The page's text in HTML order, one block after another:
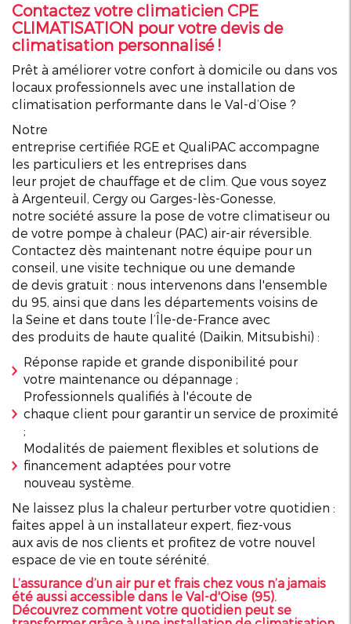
Contactez votre climaticien CPE
CLIMATISATION pour votre devis de
climatisation personnalisé !
Prêt à améliorer votre confort à domicile ou dans vos
locaux professionnels avec une installation de
climatisation performante dans le Val-d’Oise ?
Notre
entreprise certifiée RGE et QualiPAC accompagne
les particuliers et les entreprises dans
leur projet de chauffage et de clim . Que vous soyez
à Argenteuil, Cergy ou Garges-lès-Gonesse,
notre société assure la pose de votre climatiseur ou
de votre pompe à chaleur (PAC) air-air réversible
Contactez dès maintenant notre équipe pour un
conseil, une visite technique ou une demande
de devis gratuit : nous intervenons dans l'ensemble
du 95, ainsi que dans les départements voisins de
la Seine et dans toute l’Île-de-France avec
des produits de haute qualité (Daikin, Mitsubishi) :
Réponse rapide et grande disponibilité pour
votre maintenance ou dépannage ;
Professionnels qualifiés à l'écoute de
chaque client pour garantir un service de proximité
;
Modalités de paiement flexibles et solutions de
financement adaptées pour votre
nouveau système
Ne laissez plus la chaleur perturber votre quotidien :
faites appel à un installateur expert, fiez-vous
aux avis de nos clients et profitez de votre nouvel
espace de vie en toute sérénité.
L’assurance d’un air pur et frais chez vous n’a jamais
été aussi accessible dans le Val-d'Oise (95).
Découvrez comment votre quotidien peut se